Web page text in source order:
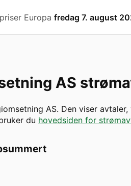
Europa fredag 7. august
AS
AS. Den viser
du hovedsiden for